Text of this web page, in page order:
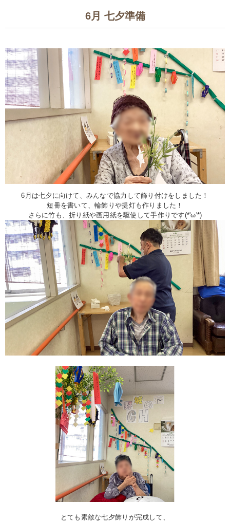
6月 七夕準備
6月は七夕に向けて、みんなで協力して飾り付けをしました！
短冊を書いて、輪飾りや提灯も作りました！
さらに竹も、折り紙や画用紙を駆使して手作りです(*'ω'*)
とても素敵な七夕飾りが完成して、